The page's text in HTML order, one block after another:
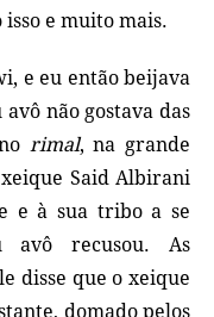
e muito mais.
e eu então beijava
avô não gostava das
rimal, na grande
Said Albirani
e à sua tribo a se
avô recusou. As
disse que o xeique
domado pelos